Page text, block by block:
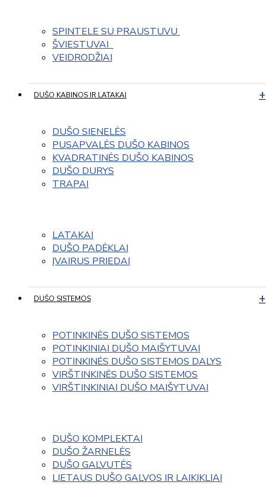
SPINTELE SU PRAUSTUVU
ŠVIESTUVAI
VEIDRODŽIAI
DUŠO KABINOS IR LATAKAI
DUŠO SIENELĖS
PUSAPVALĖS DUŠO KABINOS
KVADRATINĖS DUŠO KABINOS
DUŠO DURYS
TRAPAI
LATAKAI
DUŠO PADĖKLAI
ĮVAIRUS PRIEDAI
DUŠO SISTEMOS
POTINKINĖS DUŠO SISTEMOS
POTINKINIAI DUŠO MAIŠYTUVAI
POTINKINĖS DUŠO SISTEMOS DALYS
VIRŠTINKINĖS DUŠO SISTEMOS
VIRŠTINKINIAI DUŠO MAIŠYTUVAI
DUŠO KOMPLEKTAI
DUŠO ŽARNELĖS
DUŠO GALVUTĖS
LIETAUS DUŠO GALVOS IR LAIKIKLIAI